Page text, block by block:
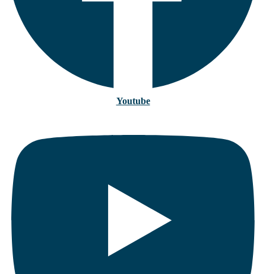
Youtube